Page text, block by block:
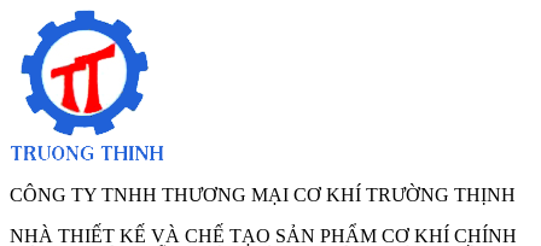
CÔNG TY TNHH THƯƠNG MẠI CƠ KHÍ TRƯỜNG THỊNH
NHÀ THIẾT KẾ VÀ CHẾ TẠO SẢN PHẨM CƠ KHÍ CHÍNH